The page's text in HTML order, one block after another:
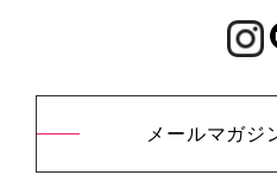
メールマガジ